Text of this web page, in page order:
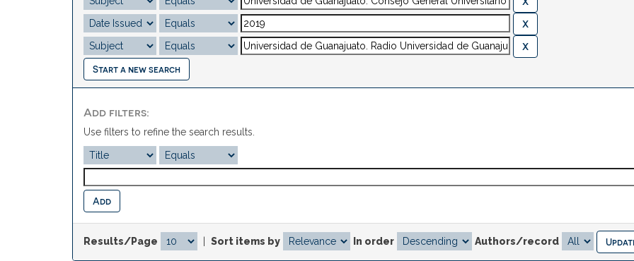
Start a new search
Add filters:
Use filters to refine the search results.
Results/Page Sort items by In order Authors/record